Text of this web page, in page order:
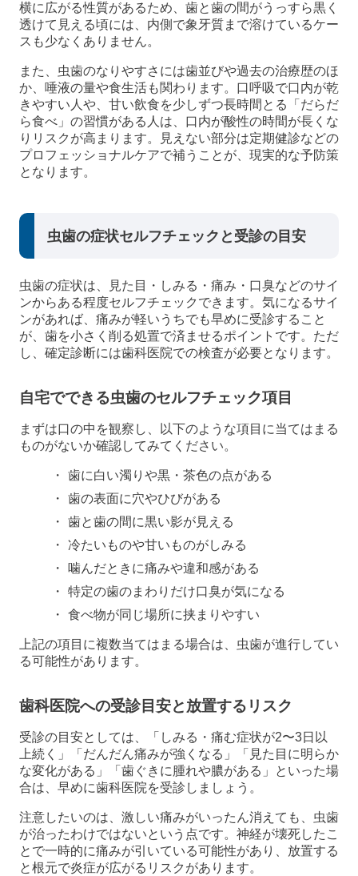
横に広がる性質があるため、歯と歯の間がうっすら黒く
透けて見える頃には、内側で象牙質まで溶けているケー
スも少なくありません。
また、虫歯のなりやすさには歯並びや過去の治療歴のほ
か、唾液の量や食生活も関わります。口呼吸で口内が乾
きやすい人や、甘い飲食を少しずつ長時間とる「だらだ
ら食べ」の習慣がある人は、口内が酸性の時間が長くな
りリスクが高まります。見えない部分は定期健診などの
プロフェッショナルケアで補うことが、現実的な予防策
となります。
虫歯の症状セルフチェックと受診の目安
虫歯の症状は、見た目・しみる・痛み・口臭などのサイ
ンからある程度セルフチェックできます。気になるサイ
ンがあれば、痛みが軽いうちでも早めに受診すること
が、歯を小さく削る処置で済ませるポイントです。ただ
し、確定診断には歯科医院での検査が必要となります。
自宅でできる虫歯のセルフチェック項目
まずは口の中を観察し、以下のような項目に当てはまる
ものがないか確認してみてください。
歯に白い濁りや黒・茶色の点がある
歯の表面に穴やひびがある
歯と歯の間に黒い影が見える
冷たいものや甘いものがしみる
噛んだときに痛みや違和感がある
特定の歯のまわりだけ口臭が気になる
食べ物が同じ場所に挟まりやすい
上記の項目に複数当てはまる場合は、虫歯が進行してい
る可能性があります。
歯科医院への受診目安と放置するリスク
受診の目安としては、「しみる・痛む症状が2〜3日以
上続く」「だんだん痛みが強くなる」「見た目に明らか
な変化がある」「歯ぐきに腫れや膿がある」といった場
合は、早めに歯科医院を受診しましょう。
注意したいのは、激しい痛みがいったん消えても、虫歯
が治ったわけではないという点です。神経が壊死したこ
とで一時的に痛みが引いている可能性があり、放置する
と根元で炎症が広がるリスクがあります。